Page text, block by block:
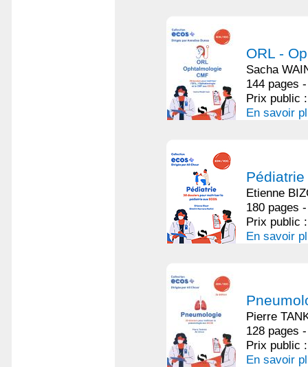
ORL -
Sacha
144 pages
Prix public
En savoir
Pédiatrie
Etienne
180 pages
Prix public
En savoir
Pierre
128 pages
Prix public
En savoir